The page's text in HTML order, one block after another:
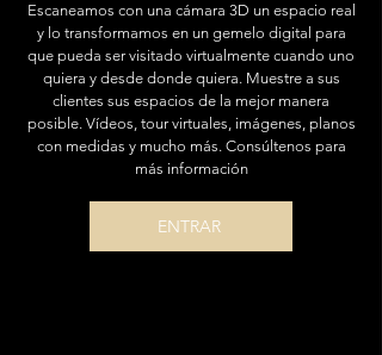
Escaneamos con una cámara 3D un espacio real
y lo transformamos en un gemelo digital para
que pueda ser visitado virtualmente cuando uno
quiera y desde donde quiera. Muestre a sus
clientes sus espacios de la mejor manera
posible. Vídeos, tour virtuales, imágenes, planos
con medidas y mucho más. Consúltenos para
más información
ENTRAR